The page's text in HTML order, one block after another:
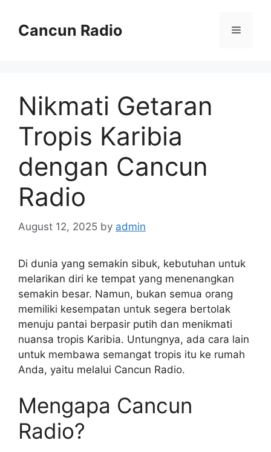
contentCancun Radio Menu
Nikmati Getaran
Tropis Karibia
dengan Cancun
Radio
August 12, 2025 by admin
Di dunia yang semakin sibuk, kebutuhan untuk
melarikan diri ke tempat yang menenangkan
semakin besar. Namun, bukan semua orang
memiliki kesempatan untuk segera bertolak
menuju pantai berpasir putih dan menikmati
nuansa tropis Karibia. Untungnya, ada cara lain
untuk membawa semangat tropis itu ke rumah
Anda, yaitu melalui Cancun Radio.
Mengapa Cancun
Radio?